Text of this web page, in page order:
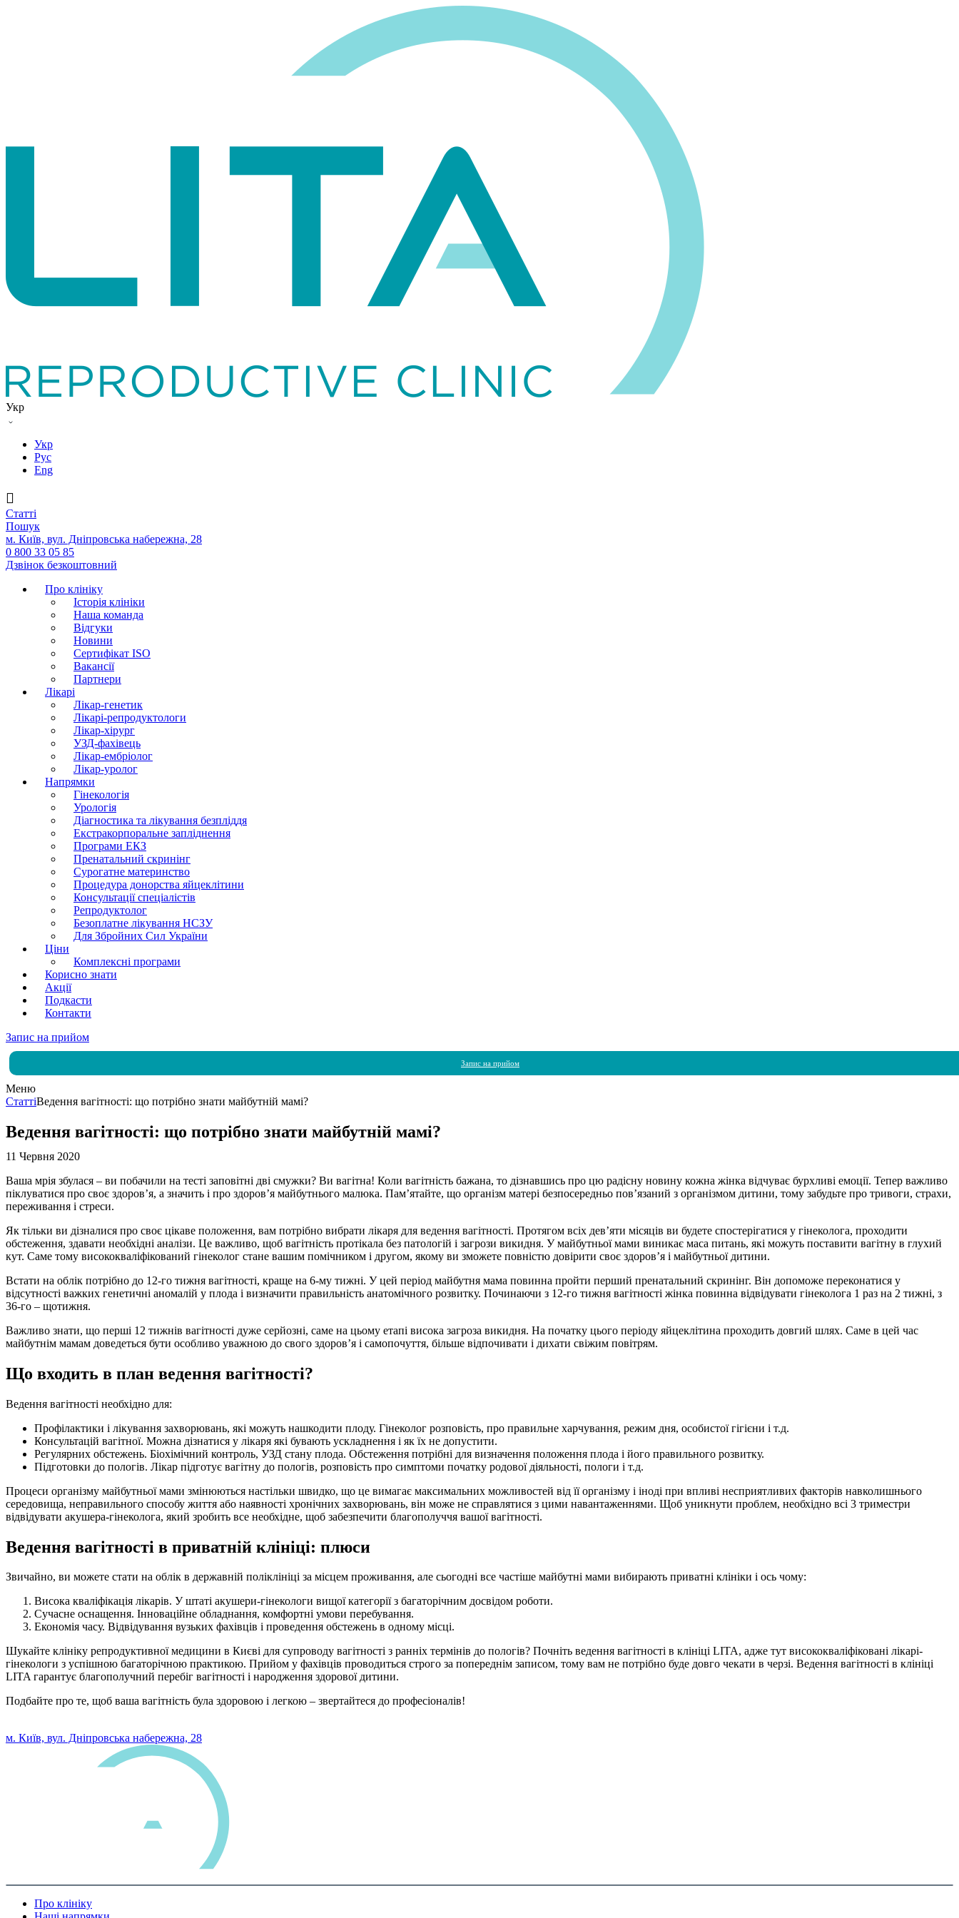
Укр
Укр
Рус
Eng
Статтi
Пошук
м. Київ, вул. Дніпровська набережна, 28
0 800 33 05 85
Дзвінок безкоштовний
Про клініку
Історія клініки
Наша команда
Вiдгуки
Новини
Сертифікат ISO
Вакансії
Партнери
Лікарі
Лікар-генетик
Лікарі-репродуктологи
Лікар-хірург
УЗД-фахівець
Лікар-ембріолог
Лікар-уролог
Напрямки
Гінекологія
Урологія
Діагностика та лікування безпліддя
Екстракорпоральне запліднення
Програми ЕКЗ
Пренатальний скринінг
Сурогатне материнство
Процедура донорства яйцеклітини
Консультації спеціалістів
Репродуктолог
Безоплатне лікування НСЗУ
Для Збройних Сил України
Ціни
Комплексні програми
Корисно знати
Акції
Подкасти
Контакти
Запис на прийом
Запис на прийом
Меню
СтаттіВедення вагітності: що потрібно знати майбутній мамі?
Ведення вагітності: що потрібно знати майбутній мамі?
11 Червня 2020
Ваша мрія збулася – ви побачили на тесті заповітні дві смужки? Ви вагітна! Коли вагітність бажана, то дізнавшись про цю радісну новину кожна жінка відчуває бурхливі емоції. Тепер важливо
піклуватися про своє здоров’я, а значить і про здоров’я майбутнього малюка. Пам’ятайте, що організм матері безпосередньо пов’язаний з організмом дитини, тому забудьте про тривоги, страхи,
переживання і стреси.
Як тільки ви дізналися про своє цікаве положення, вам потрібно вибрати лікаря для ведення вагітності. Протягом всіх дев’яти місяців ви будете спостерігатися у гінеколога, проходити
обстеження, здавати необхідні аналізи. Це важливо, щоб вагітність протікала без патологій і загрози викидня. У майбутньої мами виникає маса питань, які можуть поставити вагітну в глухий
кут. Саме тому висококваліфікований гінеколог стане вашим помічником і другом, якому ви зможете повністю довірити своє здоров’я і майбутньої дитини.
Встати на облік потрібно до 12-го тижня вагітності, краще на 6-му тижні. У цей період майбутня мама повинна пройти перший пренатальний скринінг. Він допоможе переконатися у
відсутності важких генетичні аномалій у плода і визначити правильність анатомічного розвитку. Починаючи з 12-го тижня вагітності жінка повинна відвідувати гінеколога 1 раз на 2 тижні, з
36-го – щотижня.
Важливо знати, що перші 12 тижнів вагітності дуже серйозні, саме на цьому етапі висока загроза викидня. На початку цього періоду яйцеклітина проходить довгий шлях. Саме в цей час
майбутнім мамам доведеться бути особливо уважною до свого здоров’я і самопочуття, більше відпочивати і дихати свіжим повітрям.
Що входить в план ведення вагітності?
Ведення вагітності необхідно для:
Профілактики і лікування захворювань, які можуть нашкодити плоду. Гінеколог розповість, про правильне харчування, режим дня, особистої гігієни і т.д.
Консультацій вагітної. Можна дізнатися у лікаря які бувають ускладнення і як їх не допустити.
Регулярних обстежень. Біохімічний контроль, УЗД стану плода. Обстеження потрібні для визначення положення плода і його правильного розвитку.
Підготовки до пологів. Лікар підготує вагітну до пологів, розповість про симптоми початку родової діяльності, пологи і т.д.
Процеси організму майбутньої мами змінюються настільки швидко, що це вимагає максимальних можливостей від її організму і іноді при впливі несприятливих факторів навколишнього
середовища, неправильного способу життя або наявності хронічних захворювань, він може не справлятися з цими навантаженнями. Щоб уникнути проблем, необхідно всі 3 триместри
відвідувати акушера-гінеколога, який зробить все необхідне, щоб забезпечити благополуччя вашої вагітності.
Ведення вагітності в приватній клініці: плюси
Звичайно, ви можете стати на облік в державній поліклініці за місцем проживання, але сьогодні все частіше майбутні мами вибирають приватні клініки і ось чому:
Висока кваліфікація лікарів. У штаті акушери-гінекологи вищої категорії з багаторічним досвідом роботи.
Сучасне оснащення. Інноваційне обладнання, комфортні умови перебування.
Економія часу. Відвідування вузьких фахівців і проведення обстежень в одному місці.
Шукайте клініку репродуктивної медицини в Києві для супроводу вагітності з ранніх термінів до пологів? Почніть ведення вагітності в клініці LITA, адже тут висококваліфіковані лікарі-
гінекологи з успішною багаторічною практикою. Прийом у фахівців проводиться строго за попереднім записом, тому вам не потрібно буде довго чекати в черзі. Ведення вагітності в клініці
LITA гарантує благополучний перебіг вагітності і народження здорової дитини.
Подбайте про те, щоб ваша вагітність була здоровою і легкою – звертайтеся до професіоналів!
м. Київ, вул. Дніпровська набережна, 28
Про клініку